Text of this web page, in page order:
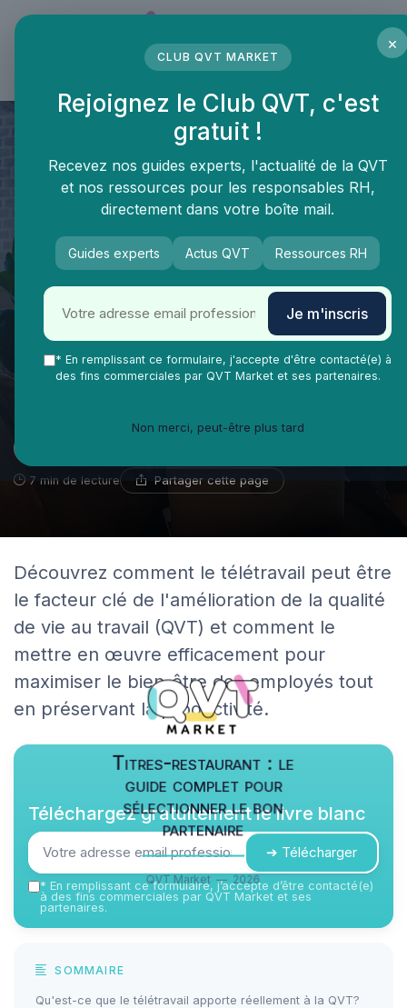
QVT Market Équilibre vie-travail
Télétravail et Équilibre de Vie:
Est-ce le Nouveau Graal de la
7 min de lecture Partager cette page
Découvrez comment le télétravail peut être
le facteur clé de l'amélioration de la qualité
de vie au travail (QVT) et comment le
mettre en œuvre efficacement pour
maximiser le bien-être des employés tout
en préservant la productivité.
Titres-restaurant : le
guide complet pour
sélectionner le bon
partenaire
QVT Market — 2026
Téléchargez gratuitement le livre blanc
➔ Télécharger
* En remplissant ce formulaire, j’accepte d’être contacté(e)
à des fins commerciales par QVT Market et ses
partenaires.
SOMMAIRE
Qu'est-ce que le télétravail apporte réellement à la QVT?
×
CLUB QVT MARKET
Rejoignez le Club QVT, c'est
gratuit !
Recevez nos guides experts, l'actualité de la QVT
et nos ressources pour les responsables RH,
directement dans votre boîte mail.
Guides experts Actus QVT Ressources RH
Je m'inscris
* En remplissant ce formulaire, j'accepte d'être contacté(e) à
des fins commerciales par QVT Market et ses partenaires.
Non merci, peut-être plus tard
Panneau de gestion des cookies